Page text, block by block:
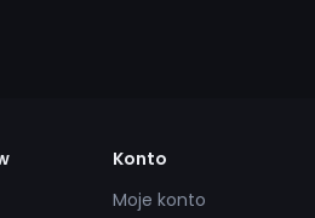
Konto
Moje konto